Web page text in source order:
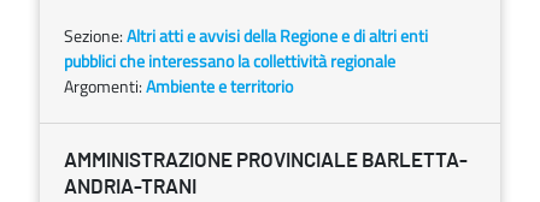
Sezione:Altri atti e avvisi della Regione e di altri enti
pubblici che interessano la collettività regionale
Argomenti:Ambiente e territorio
AMMINISTRAZIONE PROVINCIALE BARLETTA-
ANDRIA-TRANI